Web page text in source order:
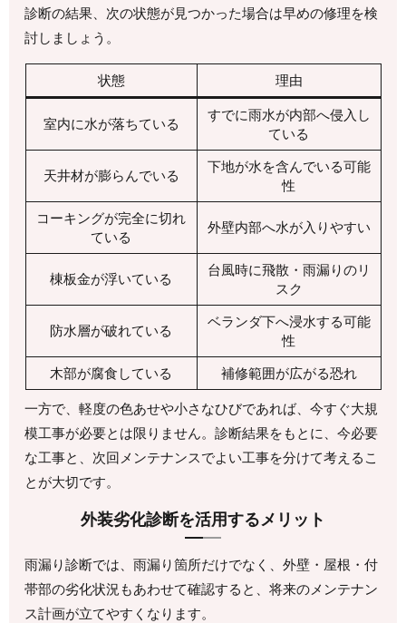
診断の結果、次の状態が見つかった場合は早めの修理を検
討しましょう。
状態 理由
室内に水が落ちている
すでに雨水が内部へ侵入し
ている
天井材が膨らんでいる
下地が水を含んでいる可能
性
コーキングが完全に切れ
ている
外壁内部へ水が入りやすい
棟板金が浮いている
台風時に飛散・雨漏りのリ
スク
防水層が破れている
ベランダ下へ浸水する可能
性
木部が腐食している
補修範囲が広がる恐れ
一方で、軽度の色あせや小さなひびであれば、今すぐ大規
模工事が必要とは限りません。診断結果をもとに、今必要
な工事と、次回メンテナンスでよい工事を分けて考えるこ
とが大切です。
外装劣化診断を活用するメリット
雨漏り診断では、雨漏り箇所だけでなく、外壁・屋根・付
帯部の劣化状況もあわせて確認すると、将来のメンテナン
ス計画が立てやすくなります。